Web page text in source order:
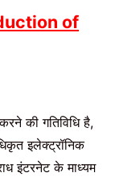
of
करने की गतिविधि है,
इलेक्ट्रॉनिक
इंटरनेट के माध्यम